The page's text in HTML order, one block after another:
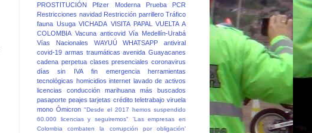
PROSTITUCIÓN
Pfizer Moderna
Prueba PCR
Restricciones navidad Restricción parrillero Tráfico
fauna Usuga VICHADA VISITA PAPAL
VUELTA A
COLOMBIA Vacuna anticovid Vía Medellín-Urabá
Vías Nacionales
WAYUÚ WHATSAPP
antiviral
covid-19 armas traumáticas avenida Guayacanes
cadena perpetua clases presenciales coronavirus
días sin IVA
fin emergencia
herramientas
tecnológicas homicidios internet lavado de activos
licencias conducción
marihuana
más buscados
pasaporte peajes tarjetas crédito teletrabajo viruela
mono Ómicron "Desde el 2017 hemos suspendido
60.000 licencias y seguiremos"
'Las empresas en
Colombia combaten la corrupción por obligación'